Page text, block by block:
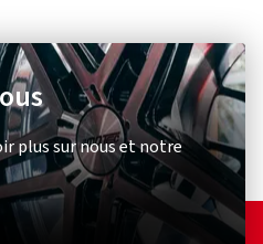
plus sur nous et notre